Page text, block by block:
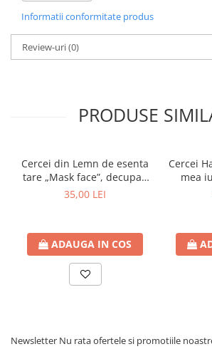
buzunar lateral cu inchidere cu fermoar si
pentru depozitare diverse lucruri marunte.
Dimensiuni: 48 cm x 38 cm x 18 cm
Pentru ca toate produsele se realizeaza
Toate produsele listate peCraftlaser.ro
handmade brodate si/sau gravate.
Informatii conformitate produs
Review-uri(0)
PRODUSE
Cercei din Lemn de esenta
tare „Mask face”, decupati
laser
35,00 LEI
ADAUGA IN COS
Cercei
mea
Newsletter Nu rata ofertele si promotiile